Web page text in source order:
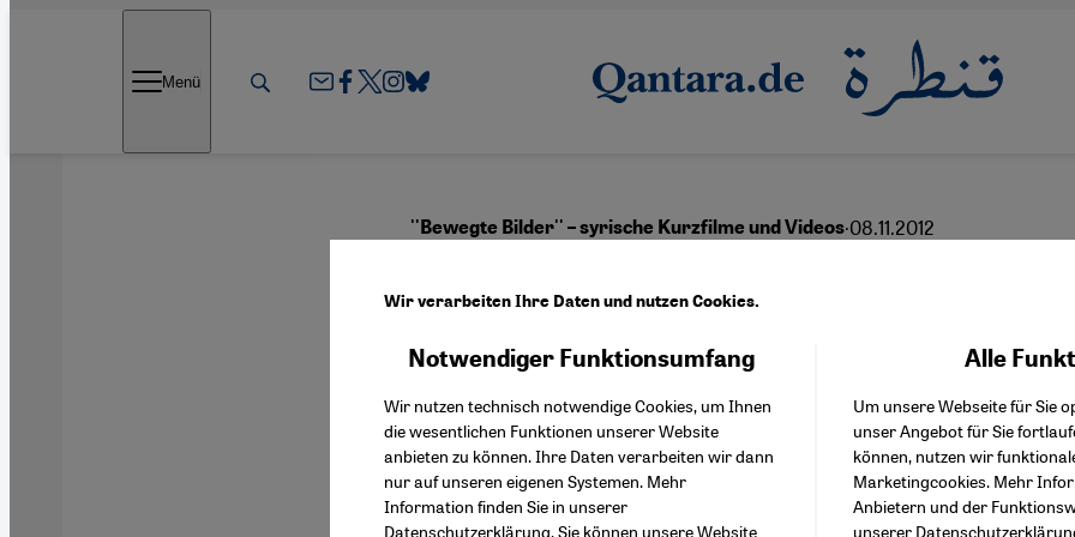
Menü
''Bewegte Bilder'' – syrische Kurzfilme und Videos·08.11.2012
Im Spannungsfeld zwischen
und Aktivismus
Deutsch English عربي
Wir verarbeiten Ihre Daten und nutzen Cookies.
Notwendiger Funktionsumfang
Wir nutzen technisch notwendige Cookies, um Ihnen
die wesentlichen Funktionen unserer Website
anbieten zu können. Ihre Daten verarbeiten wir dann
nur auf unseren eigenen Systemen. Mehr
Information finden Sie in unserer
Datenschutzerklärung. Sie können unsere Website
Alle
Um unsere Webseite für Sie
unser Angebot für Sie
können, nutzen wir
Marketingcookies. Mehr
Anbietern und der
unserer
Facebook Embed /
Twitter Embed
Instagram Embed
Youtube Embed
Google Maps Embed